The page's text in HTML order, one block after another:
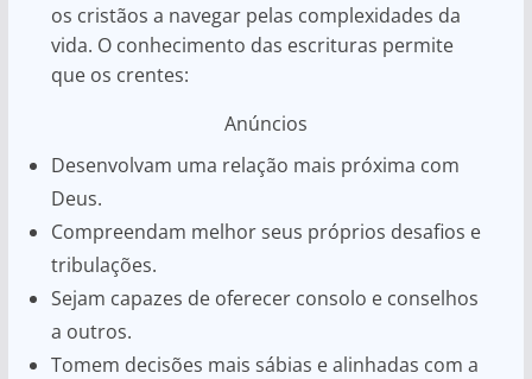
os cristãos a navegar pelas complexidades da
vida. O conhecimento das escrituras permite
que os crentes:
Anúncios
Desenvolvam uma relação mais próxima com
Deus.
Compreendam melhor seus próprios desafios e
tribulações.
Sejam capazes de oferecer consolo e conselhos
a outros.
Tomem decisões mais sábias e alinhadas com a